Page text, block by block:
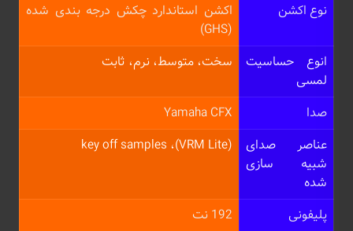
نوع اکشن
اکشن استاندارد چکش درجه بندی شده
(GHS)
انوع حساسیت
لمسی
سخت، متوسط، نرم، ثابت
صدا
Yamaha CFX
عناصر صدای
شبیه سازی
شده
(VRM Lite)، key off samples
پلیفونی
192 نت